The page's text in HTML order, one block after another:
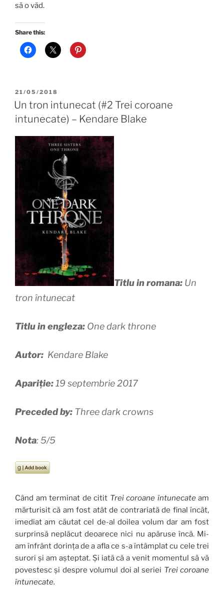
să o văd.
Share this:
POSTED
ON
21/05/2018
Un tron intunecat (#2 Trei coroane
intunecate) – Kendare Blake
Titlu in romana: Un
tron întunecat
Titlu in engleza: One dark throne
Autor: Kendare Blake
Apariție:19 septembrie 2017
Preceded by: Three dark crowns
Nota: 5/5
Când am terminat de citit Trei coroane întunecateam
mărturisit că am fost atât de contrariată de final încât,
imediat am căutat cel de-al doilea volum dar am fost
surprinsă neplăcut deoarece nici nu apăruse încă. Mi-
am înfrânt dorința de a afla ce s-a întâmplat cu cele trei
surori și am așteptat. Și iată că a venit momentul să vă
povestesc și despre volumul doi al seriei Trei coroane
întunecate.